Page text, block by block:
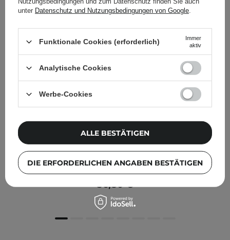
Kaine - Kombu Barrier Ampoule - Gesichtsserum mit
Kombucha-Extrakt - 30ml
36,80 €
unter Datenschutz und Nutzungsbedingungen von Google
Funktionale Cookies (erforderlich)
Immer
aktiv
Analytische Cookies
Werbe-Cookies
DIE ERFORDERLICHEN ANGABEN BESTÄTIGEN
ALLE BESTÄTIGEN